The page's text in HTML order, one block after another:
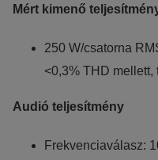
Mért kimenő
250 W/csatorna
<0,3% THD mellett,
Audió teljesítmény
Frekvenciaválasz: